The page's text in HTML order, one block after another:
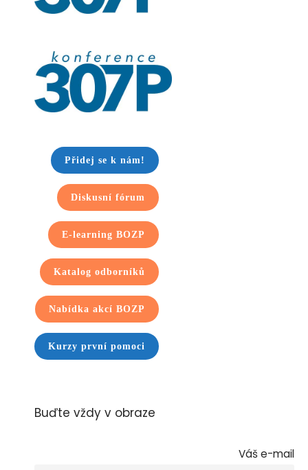
Přidej se k nám!
Diskusní fórum
E-learning BOZP
Katalog odborníků
Nabídka akcí BOZP
Kurzy první pomoci
Buďte vždy v obraze
Váš e-mail